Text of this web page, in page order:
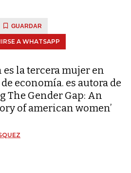
GUARDAR
A WHATSAPP
la tercera mujer en
economía. es autora de
The Gender Gap: An
of american women’